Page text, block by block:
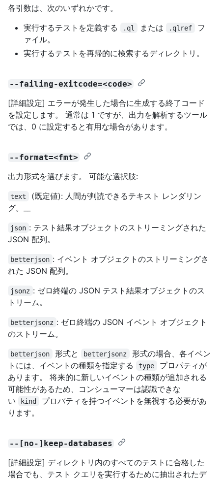
各引数は、次のいずれかです。
実行するテストを定義する
.ql または .qlref
フ
ァイル。
実行するテストを再帰的に検索するディレクトリ。
--failing-exitcode=<code>
[詳細設定] エラーが発生した場合に生成する終了コード
を設定します。 通常は 1 ですが、出力を解析するツール
では、0 に設定すると有用な場合があります。
--format=<fmt>
出力形式を選びます。 可能な選択肢:
text
(既定値): 人間が判読できるテキスト レンダリン
グ。__
json : テスト結果オブジェクトのストリーミングされた
JSON 配列。
betterjson : イベント オブジェクトのストリーミングさ
れた JSON 配列。
jsonz : ゼロ終端の JSON テスト結果オブジェクトのス
トリーム。
betterjsonz : ゼロ終端の JSON イベント オブジェクト
のストリーム。
betterjson 形式と betterjsonz
形式の場合、各イベン
トには、イベントの種類を指定する
type
プロパティが
あります。 将来的に新しいイベントの種類が追加される
可能性があるため、コンシューマーは認識できな
い
kind
プロパティを持つイベントを無視する必要があ
ります。
--[no-]keep-databases
[詳細設定] ディレクトリ内のすべてのテストに合格した
場合でも、テスト クエリを実行するために抽出されたデ